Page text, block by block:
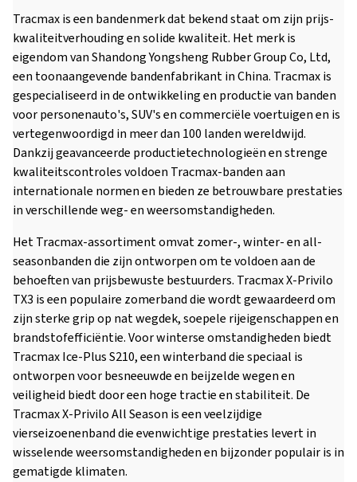
Tracmax is een bandenmerk dat bekend staat om zijn prijs-
kwaliteitverhouding en solide kwaliteit. Het merk is
eigendom van Shandong Yongsheng Rubber Group Co, Ltd,
een toonaangevende bandenfabrikant in China. Tracmax is
gespecialiseerd in de ontwikkeling en productie van banden
voor personenauto's, SUV's en commerciële voertuigen en is
vertegenwoordigd in meer dan 100 landen wereldwijd.
Dankzij geavanceerde productietechnologieën en strenge
kwaliteitscontroles voldoen Tracmax-banden aan
internationale normen en bieden ze betrouwbare prestaties
in verschillende weg- en weersomstandigheden.
Het Tracmax-assortiment omvat zomer-, winter- en all-
seasonbanden die zijn ontworpen om te voldoen aan de
behoeften van prijsbewuste bestuurders. Tracmax X-Privilo
TX3 is een populaire zomerband die wordt gewaardeerd om
zijn sterke grip op nat wegdek, soepele rijeigenschappen en
brandstofefficiëntie. Voor winterse omstandigheden biedt
Tracmax Ice-Plus S210, een winterband die speciaal is
ontworpen voor besneeuwde en beijzelde wegen en
veiligheid biedt door een hoge tractie en stabiliteit. De
Tracmax X-Privilo All Season is een veelzijdige
vierseizoenenband die evenwichtige prestaties levert in
wisselende weersomstandigheden en bijzonder populair is in
gematigde klimaten.